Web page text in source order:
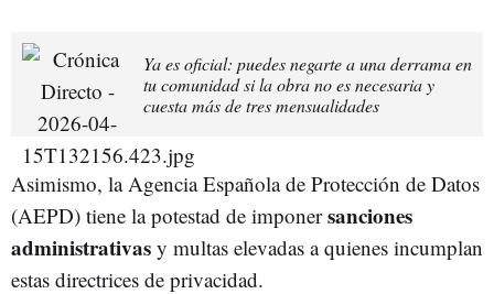
Ya es oficial: puedes negarte a una derrama en
tu comunidad si la obra no es necesaria y
cuesta más de tres mensualidades
Asimismo, la Agencia Española de Protección de Datos
(AEPD) tiene la potestad de imponersanciones
administrativas y multas elevadas a quienes incumplan
estas directrices de privacidad.